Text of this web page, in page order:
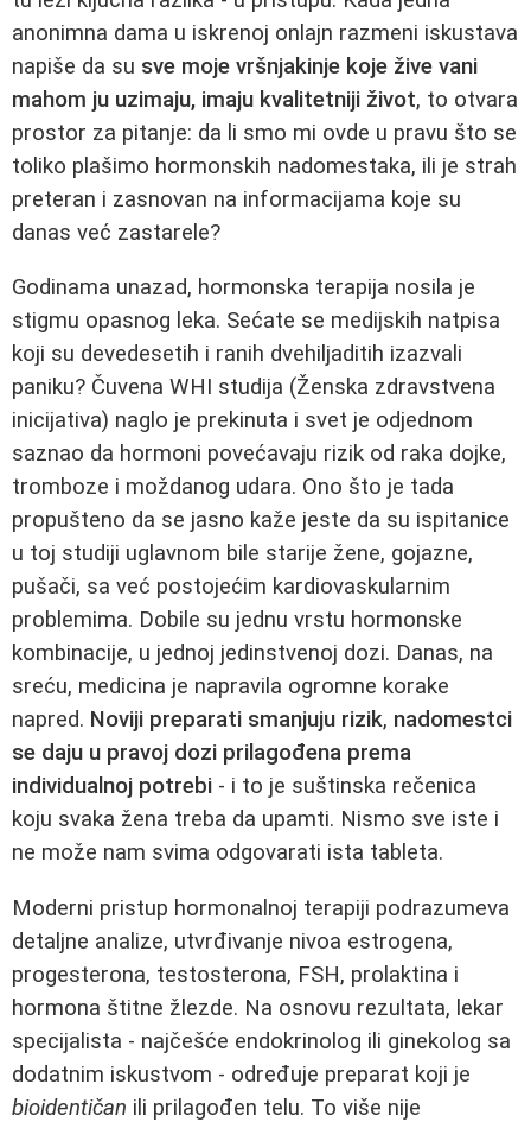
anonimna dama u iskrenoj onlajn razmeni iskustava
napiše da su sve moje vršnjakinje koje žive vani
mahom ju uzimaju, imaju kvalitetniji život, to otvara
prostor za pitanje: da li smo mi ovde u pravu što se
toliko plašimo hormonskih nadomestaka, ili je strah
preteran i zasnovan na informacijama koje su
danas već zastarele?
Godinama unazad, hormonska terapija nosila je
stigmu opasnog leka. Sećate se medijskih natpisa
koji su devedesetih i ranih dvehiljaditih izazvali
paniku? Čuvena WHI studija (Ženska zdravstvena
inicijativa) naglo je prekinuta i svet je odjednom
saznao da hormoni povećavaju rizik od raka dojke,
tromboze i moždanog udara. Ono što je tada
propušteno da se jasno kaže jeste da su ispitanice
u toj studiji uglavnom bile starije žene, gojazne,
pušači, sa već postojećim kardiovaskularnim
problemima. Dobile su jednu vrstu hormonske
kombinacije, u jednoj jedinstvenoj dozi. Danas, na
sreću, medicina je napravila ogromne korake
napred. Noviji preparati smanjuju rizik, nadomestci
se daju u pravoj dozi prilagođena prema
individualnoj potrebi - i to je suštinska rečenica
koju svaka žena treba da upamti. Nismo sve iste i
ne može nam svima odgovarati ista tableta.
Moderni pristup hormonalnoj terapiji podrazumeva
detaljne analize, utvrđivanje nivoa estrogena,
progesterona, testosterona, FSH, prolaktina i
hormona štitne žlezde. Na osnovu rezultata, lekar
specijalista - najčešće endokrinolog ili ginekolog sa
dodatnim iskustvom - određuje preparat koji je
bioidentičan ili prilagođen telu. To više nije